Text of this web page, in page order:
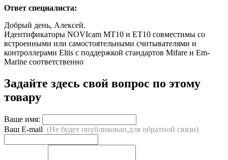
Ответ специалиста:
Добрый день, Алексей.
Идентификаторы NOVIcam MT10 и ET10 совместимы со
встроенными или самостоятельными считывателями и
контроллерами Eltis с поддержкой стандартов Mifare и Em-
Marine соответственно
Задайте здесь свой вопрос по этому
товару
Ваше имя:
Ваш E-mail (Не будет опубликован,для обратной связи)